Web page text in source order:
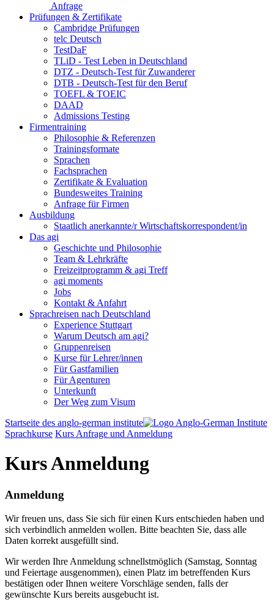
Anfrage
Prüfungen & Zertifikate
Cambridge Prüfungen
telc Deutsch
TestDaF
TLiD - Test Leben in Deutschland
DTZ - Deutsch-Test für Zuwanderer
DTB - Deutsch-Test für den Beruf
TOEFL & TOEIC
DAAD
Admissions Testing
Firmentraining
Philosophie & Referenzen
Trainingsformate
Sprachen
Fachsprachen
Zertifikate & Evaluation
Bundesweites Training
Anfrage für Firmen
Ausbildung
Staatlich anerkannte/r Wirtschaftskorrespondent/in
Das agi
Geschichte und Philosophie
Team & Lehrkräfte
Freizeitprogramm & agi Treff
agi moments
Jobs
Kontakt & Anfahrt
Sprachreisen nach Deutschland
Experience Stuttgart
Warum Deutsch am agi?
Gruppenreisen
Kurse für Lehrer/innen
Für Gastfamilien
Für Agenturen
Unterkunft
Der Weg zum Visum
Startseite des anglo-german institute
Sprachkurse Kurs Anfrage und Anmeldung
Kurs Anmeldung
Anmeldung
Wir freuen uns, dass Sie sich für einen Kurs entschieden haben und
sich verbindlich anmelden wollen. Bitte beachten Sie, dass alle
Daten korrekt ausgefüllt sind.
Wir werden Ihre Anmeldung schnellstmöglich (Samstag, Sonntag
und Feiertage ausgenommen), einen Platz im betreffenden Kurs
bestätigen oder Ihnen weitere Vorschläge senden, falls der
gewünschte Kurs bereits ausgebucht ist.